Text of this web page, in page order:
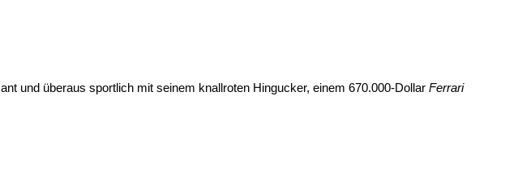
und überaus sportlich mit seinem knallroten Hingucker, einem 670.000-Dollar Ferrari